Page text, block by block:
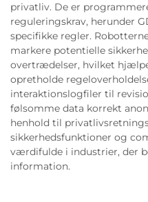
privatliv. De er
reguleringskrav, herunder
specifikke regler.
markere potentielle
overtrædelser, hvilket
opretholde
interaktionslogfiler til
følsomme data korrekt
henhold til
sikkerhedsfunktioner og
værdifulde i industrier, der
information.